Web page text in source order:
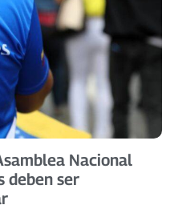
Nacional
deben ser